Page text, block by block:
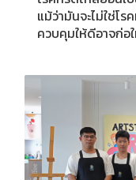
แม้ว่ามันจะไม่ใช่โ
ควบคุมให้ดีอาจก่